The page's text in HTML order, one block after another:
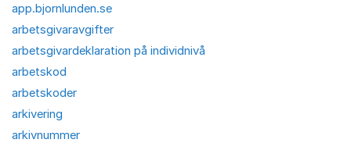
app.bjornlunden.se
arbetsgivaravgifter
arbetsgivardeklaration på individnivå
arbetskod
arbetskoder
arkivering
arkivnummer